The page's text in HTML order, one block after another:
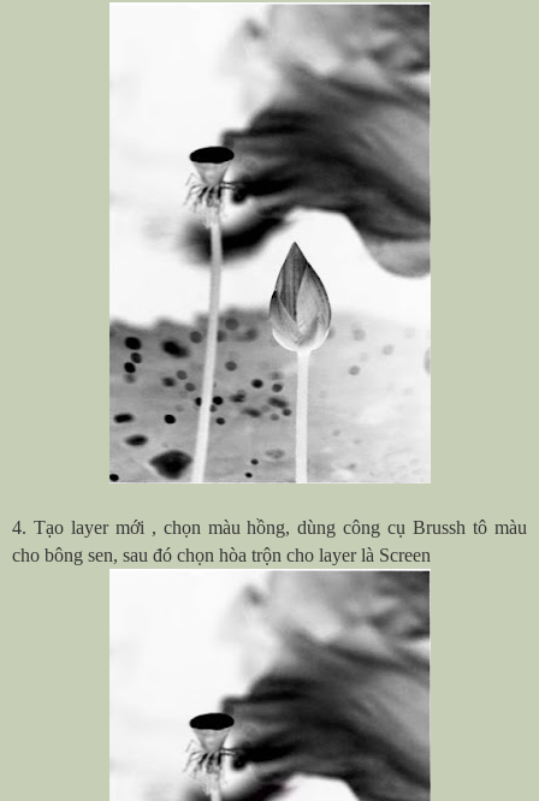
4. Tạo layer mới , chọn màu hồng, dùng công cụ Brussh tô màu
cho bông sen, sau đó chọn hòa trộn cho layer là Screen